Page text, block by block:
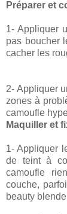
Préparer et
1- Appliquer
pas boucher
cacher les
2- Appliquer
zones à
camoufle
Maquiller et
1- Appliquer
de teint à
camoufle
couche,
beauty